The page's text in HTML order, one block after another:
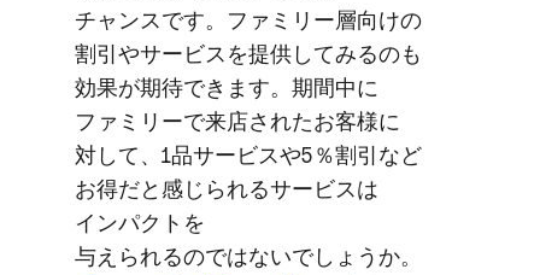
チャンスです。​ファミリー層向けの​
割引や​サービスを​提供してみるのも​
効果が​期待できます。​期間中に​
ファミリーで​来店された​お客様に​
対して、​1品サービスや​5％割引など​
お得だと​感じられる​サービスは​
インパクトを​
与えられるのではないでしょうか。